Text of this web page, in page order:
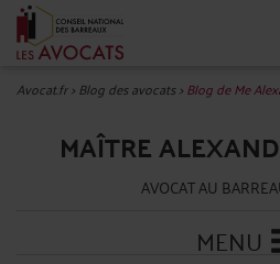
Avocat.fr>Blog des avocats>Blog de Me
MAÎTRE
AVOCAT AU
MENU